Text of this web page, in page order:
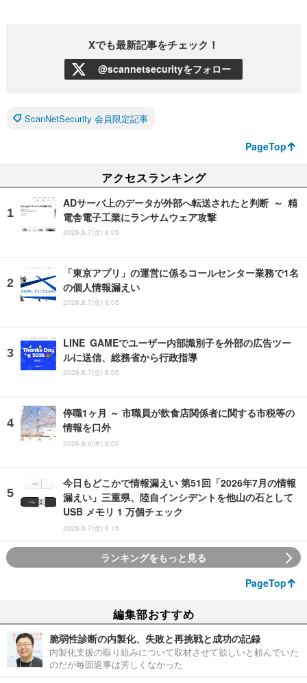
Xでも最新記事をチェック！
@scannetsecurityをフォロー
ScanNetSecurity 会員限定記事
PageTop
アクセスランキング
ADサーバ上のデータが外部へ転送されたと判断 ～ 精
電舎電子工業にランサムウェア攻撃
2026.8.7(金) 8:05
「東京アプリ」の運営に係るコールセンター業務で1名
の個人情報漏えい
2026.8.7(金) 8:05
LINE GAMEでユーザー内部識別子を外部の広告ツー
ルに送信、総務省から行政指導
2026.8.7(金) 8:05
停職1ヶ月 ～ 市職員が飲食店関係者に関する市税等の
情報を口外
2026.8.6(木) 8:05
今日もどこかで情報漏えい 第51回「2026年7月の情報
漏えい」三重県、陸自インシデントを他山の石として
USB メモリ 1 万個チェック
2026.8.7(金) 8:15
ランキングをもっと見る
PageTop
編集部おすすめ
脆弱性診断の内製化、失敗と再挑戦と成功の記録
内製化支援の取り組みについて取材させて欲しいと頼んでいた
のだが毎回返事は芳しくなかった